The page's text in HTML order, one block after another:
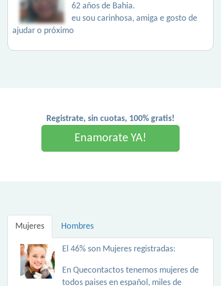
62 años de Bahia.
eu sou carinhosa, amiga e gosto de
ajudar o próximo
Registrate, sin cuotas, 100% gratis!
Enamorate YA!
Mujeres Hombres
El 46% son Mujeres registradas:
En Quecontactos tenemos mujeres de
todos paises en español, miles de